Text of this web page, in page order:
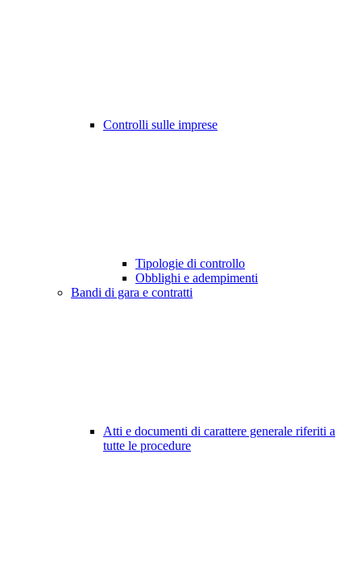
Controlli sulle imprese
Tipologie di controllo
Obblighi e adempimenti
Bandi di gara e contratti
Atti e documenti di carattere generale riferiti a
tutte le procedure